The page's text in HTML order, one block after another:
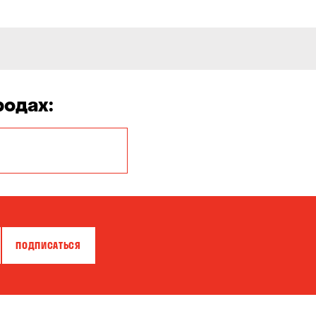
Бровары
Гнедин
ПОДПИСАТЬСЯ